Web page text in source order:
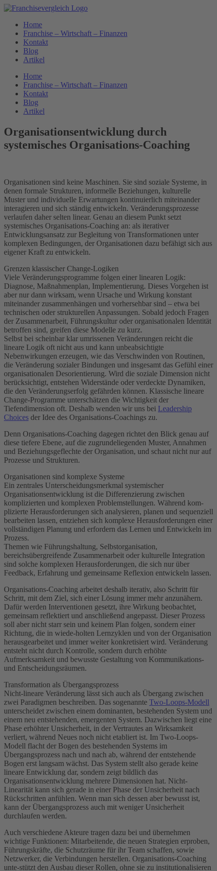
Zum
springenHome
Franchise – Wirtschaft – Finanzen
Kontakt
Blog
Artikel
Home
Franchise – Wirtschaft – Finanzen
Kontakt
Blog
Artikel
Organisationsentwicklung durch
systemisches Organisations-Coaching
Organisationen sind keine Maschinen. Sie sind soziale Systeme, in
denen formale Strukturen, informelle Beziehungen, kulturelle
Muster und individuelle Erwartungen kontinuierlich miteinander
interagieren und sich ständig entwickeln. Veränderungsprozesse
verlaufen daher selten linear. Genau an diesem Punkt setzt
systemisches Organisations-Coaching an: als iterativer
Entwicklungsansatz zur Begleitung von Transformationen unter
komplexen Bedingungen, der Organisationen dazu befähigt sich aus
eigener Kraft zu entwickeln.
Grenzen klassischer Change-Logiken
Viele Veränderungsprogramme folgen einer linearen Logik:
Diagnose, Maßnahmenplan, Implementierung. Dieses Vorgehen ist
aber nur dann wirksam, wenn Ursache und Wirkung konstant
miteinander zusammenhängen und vorhersehbar sind – etwa bei
technischen oder strukturellen Anpassungen. Sobald jedoch Fragen
der Zusammenarbeit, Führungskultur oder organisationalen Identität
betroffen sind, greifen diese Modelle zu kurz.
Selbst bei scheinbar klar umrissenen Veränderungen reicht die
lineare Logik oft nicht aus und kann unbeabsichtigte
Nebenwirkungen erzeugen, wie das Verschwinden von Routinen,
die Veränderung sozialer Bindungen und insgesamt das Gefühl einer
organisationalen Desorientierung. Wird die soziale Dimension nicht
berücksichtigt, entstehen Widerstände oder verdeckte Dynamiken,
die den Veränderungserfolg gefährden können. Klassische lineare
Change-Programme unterschätzen die Wichtigkeit der
Tiefendimension oft. Deshalb wenden wir uns bei Leadership
Choices der Idee des Organisations-Coachings zu.
Denn Organisations-Coaching dagegen richtet den Blick genau auf
diese tiefere Ebene, auf die zugrundeliegenden Muster, Annahmen
und Beziehungsgeflechte der Organisation, und schaut nicht nur auf
Prozesse und Strukturen.
Organisationen sind komplexe Systeme
Ein zentrales Unterscheidungsmerkmal systemischer
Organisationsentwicklung ist die Differenzierung zwischen
komplizierten und komplexen Problemstellungen. Während kom-
plizierte Herausforderungen sich analysieren, planen und sequenziell
bearbeiten lassen, entziehen sich komplexe Herausforderungen einer
vollständigen Planung und erfordern das Lernen und Entwickeln im
Prozess.
Themen wie Führungshaltung, Selbstorganisation,
bereichsübergreifende Zusammenarbeit oder kulturelle Integration
sind solche komplexen Herausforderungen, die sich nur über
Feedback, Erfahrung und gemeinsame Reflexion entwickeln lassen.
Organisations-Coaching arbeitet deshalb iterativ, also Schritt für
Schritt, mit dem Ziel, sich einer Lösung immer mehr anzunähern.
Dafür werden Interventionen gesetzt, ihre Wirkung beobachtet,
gemeinsam reflektiert und anschließend angepasst. Dieser Prozess
soll aber nicht starr sein und keinem Plan folgen, sondern einer
Richtung, die in wiede-holten Lernzyklen und von der Organisation
herausgearbeitet und immer weiter konkretisiert wird. Veränderung
entsteht nicht durch Kontrolle, sondern durch erhöhte
Aufmerksamkeit und bewusste Gestaltung von Kommunikations-
und Entscheidungsräumen.
Transformation als Übergangsprozess
Nicht-lineare Veränderung lässt sich auch als Übergang zwischen
zwei Paradigmen beschreiben. Das sogenannte Two-Loops-Modell
unterscheidet zwischen einem dominanten, bestehenden System und
einem neu entstehenden, emergenten System. Dazwischen liegt eine
Phase erhöhter Unsicherheit, in der Vertrautes an Wirksamkeit
verliert, während Neues noch nicht etabliert ist. Im Two-Loops-
Modell flacht der Bogen des bestehenden Systems im
Übergangsprozess nach und nach ab, während der entstehende
Bogen erst langsam wächst. Das System stellt also gerade keine
lineare Entwicklung dar, sondern zeigt bildlich das
Organisationsentwicklung mehrere Dimensionen hat. Nicht-
Linearität kann sich gerade in einer Phase der Unsicherheit nach
Rückschritten anfühlen. Wenn man sich dessen aber bewusst ist,
kann der Übergangsprozess auch mit weniger Unsicherheit
durchlaufen werden.
Auch verschiedene Akteure tragen dazu bei und übernehmen
wichtige Funktionen: Mitarbeitende, die neuen Strategien erproben,
Führungskräfte, die Schutzräume für ihr Team schaffen, sowie
Netzwerker, die Verbindungen herstellen. Organisations-Coaching
unte-stützt den Ausbau dieser Rollen, ohne sie zu institutionalisieren